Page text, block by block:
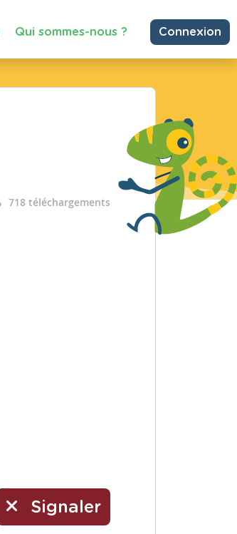
Qui sommes-nous ? Connexion
718 téléchargements
Signaler